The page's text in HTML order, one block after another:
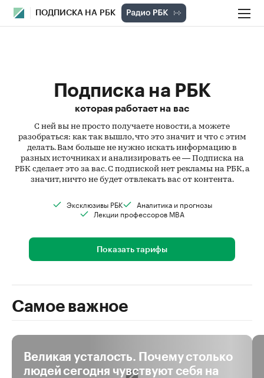
ПОДПИСКА НА РБК
Подписка на РБК
которая работает на вас
С ней вы не просто получаете новости, а можете
разобраться: как так вышло, что это значит и что с этим
делать. Вам больше не нужно искать информацию в
разных источниках и анализировать ее — Подписка на
РБК сделает это за вас. С подпиской нет рекламы на РБК, а
значит, ничто не будет отвлекать вас от контента.
Эксклюзивы РБК
Аналитика и прогнозы
Лекции профессоров MBA
Показать тарифы
Самое важное
Великая усталость. Почему столько
людей сегодня чувствуют себя на